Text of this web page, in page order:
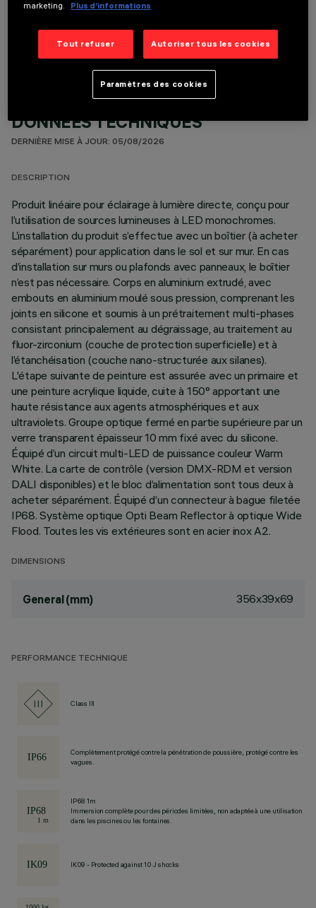
DONNÉES TECHNIQUES
DERNIÈRE MISE À JOUR: 05/08/2026
DESCRIPTION
Produit linéaire pour éclairage à lumière directe, conçu pour
l’utilisation de sources lumineuses à LED monochromes.
L’installation du produit s’effectue avec un boîtier (à acheter
séparément) pour application dans le sol et sur mur. En cas
d’installation sur murs ou plafonds avec panneaux, le boîtier
n’est pas nécessaire. Corps en aluminium extrudé, avec
embouts en aluminium moulé sous pression, comprenant les
joints en silicone et soumis à un prétraitement multi-phases
consistant principalement au dégraissage, au traitement au
fluor-zirconium (couche de protection superficielle) et à
l’étanchéisation (couche nano-structurée aux silanes).
L'étape suivante de peinture est assurée avec un primaire et
une peinture acrylique liquide, cuite à 150° apportant une
haute résistance aux agents atmosphériques et aux
ultraviolets. Groupe optique fermé en partie supérieure par un
verre transparent épaisseur 10 mm fixé avec du silicone.
Équipé d’un circuit multi-LED de puissance couleur Warm
White. La carte de contrôle (version DMX-RDM et version
DALI disponibles) et le bloc d’alimentation sont tous deux à
acheter séparément. Équipé d’un connecteur à bague filetée
IP68. Système optique Opti Beam Reflector à optique Wide
Flood. Toutes les vis extérieures sont en acier inox A2.
DIMENSIONS
General (mm) 356x39x69
PERFORMANCE TECHNIQUE
Class III
Complètement protégé contre la pénétration de poussière, protégé contre les
vagues.
IP68 1m
Immersion complète pour des périodes limitées, non adaptée à une utilisation
dans les piscines ou les fontaines.
IK09 - Protected against 10 J shocks
marketing. Plus d’informations
Tout refuser Autoriser tous les cookies
Paramètres des cookies